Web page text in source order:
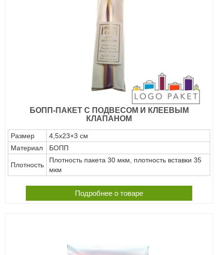
БОПП-ПАКЕТ С ПОДВЕСОМ И КЛЕЕВЫМ
КЛАПАНОМ
Размер
4,5х23+3 см
Материал
БОПП
Плотность
Плотность пакета 30 мкм, плотность вставки 35
мкм
Подробнее о товаре